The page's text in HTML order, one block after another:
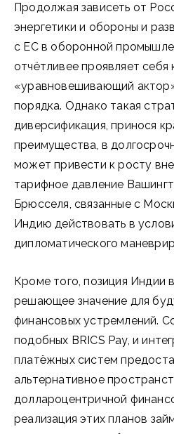
Продолжая зависеть от
энергетики и обороны и
с ЕС в оборонной
отчётливее проявляет себя
«уравновешивающий
порядка. Однако такая
диверсификация, принося
преимущества, в
может привести к росту
тарифное давление
Брюсселя, связанные с
Индию действовать в
дипломатического
Кроме того, позиция Индии
решающее значение для
финансовых устремлений.
подобных BRICS Pay, и
платёжных систем
альтернативное
доллароцентричной
реализация этих планов